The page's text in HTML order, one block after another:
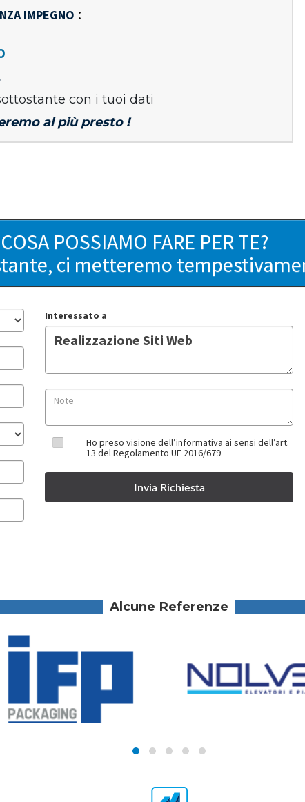
IMPEGNO :
con i tuoi dati
al più presto !
POSSIAMO FARE PER TE?
ci metteremo
Interessato a
Ho preso visione dell’informativa ai sensi dell’art.
13 del Regolamento UE 2016/679
Alcune Referenze